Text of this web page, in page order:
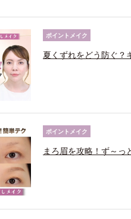
ポイントメイク
夏くずれをどう防ぐ？
ポイントメイク
まろ眉を攻略！ず～っ